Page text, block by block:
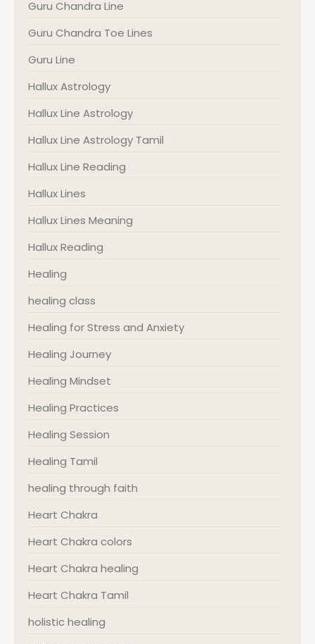
Guru Chandra Line
Guru Chandra Toe Lines
Guru Line
Hallux Astrology
Hallux Line Astrology
Hallux Line Astrology Tamil
Hallux Line Reading
Hallux Lines
Hallux Lines Meaning
Hallux Reading
Healing
healing class
Healing for Stress and Anxiety
Healing Journey
Healing Mindset
Healing Practices
Healing Session
Healing Tamil
healing through faith
Heart Chakra
Heart Chakra colors
Heart Chakra healing
Heart Chakra Tamil
holistic healing